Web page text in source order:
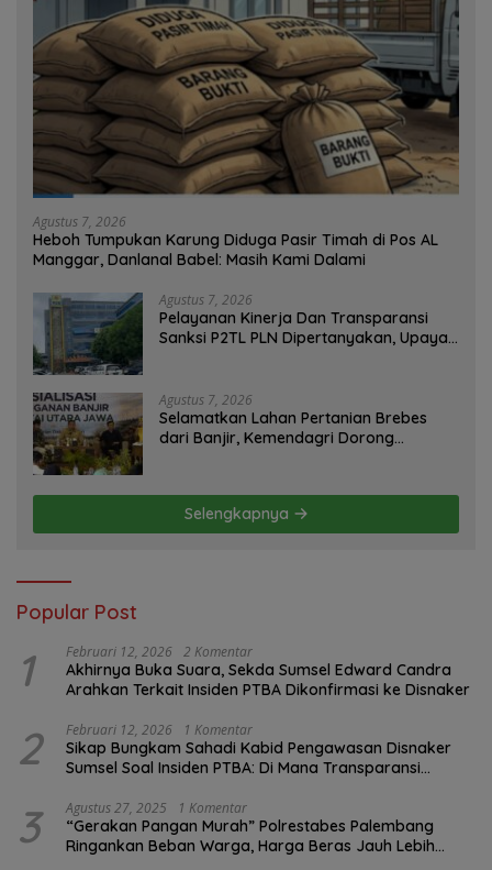
Agustus 7, 2026
Heboh Tumpukan Karung Diduga Pasir Timah di Pos AL
Manggar, Danlanal Babel: Masih Kami Dalami
Agustus 7, 2026
Pelayanan Kinerja Dan Transparansi
Sanksi P2TL PLN Dipertanyakan, Upaya
Agustus 7, 2026
Selamatkan Lahan Pertanian Brebes
dari Banjir, Kemendagri Dorong
Selengkapnya
Popular Post
1 Februari 12, 2026 2 Komentar
Akhirnya Buka Suara, Sekda Sumsel Edward Candra
Arahkan Terkait Insiden PTBA Dikonfirmasi ke Disnaker
2 Februari 12, 2026 1 Komentar
Sikap Bungkam Sahadi Kabid Pengawasan Disnaker
Sumsel Soal Insiden PTBA: Di Mana Transparansi
3 Agustus 27, 2025 1 Komentar
“Gerakan Pangan Murah” Polrestabes Palembang
Ringankan Beban Warga, Harga Beras Jauh Lebih